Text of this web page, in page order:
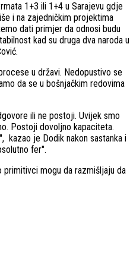
1+3 ili 1+4 u Sarajevu gdje
i na zajedničkim projektima
dati primjer da odnosi budu
kad su druga dva naroda u
u državi. Nedopustivo se
da se u bošnjačkim redovima
ili ne postoji. Uvijek smo
Postoji dovoljno kapaciteta.
kazao je Dodik nakon sastanka i
fer".
primitivci mogu da razmišljaju da